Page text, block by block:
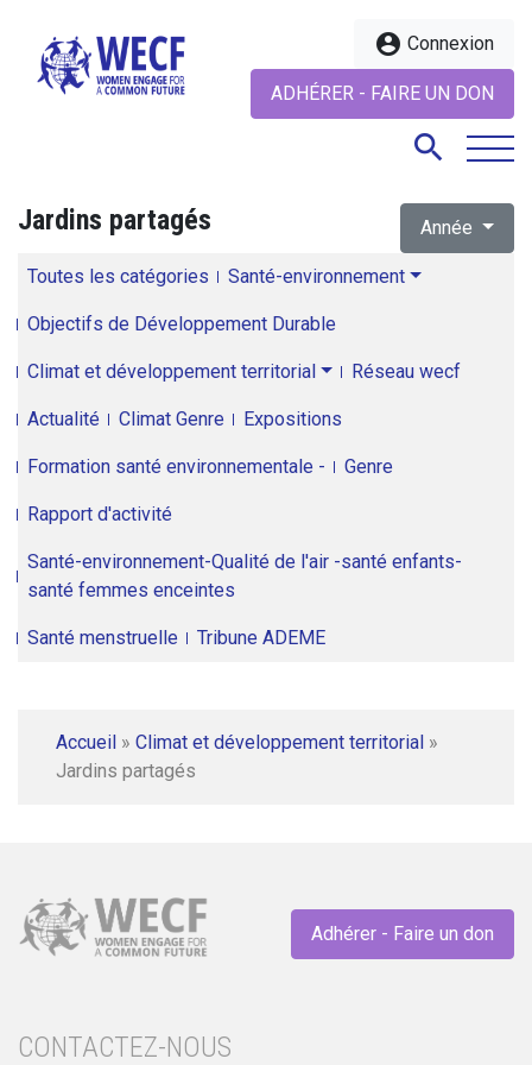
account_circle Connexion
ADHÉRER - FAIRE UN DON
search
Jardins partagés Année
Toutes les catégories Santé-environnement
Objectifs de Développement Durable
Climat et développement territorial Réseau wecf
Actualité Climat Genre Expositions
Formation santé environnementale - Genre
Rapport d'activité
Santé-environnement-Qualité de l'air -santé enfants-
santé femmes enceintes
Santé menstruelle Tribune ADEME
Accueil » Climat et développement territorial »
Jardins partagés
Adhérer - Faire un don
CONTACTEZ-NOUS